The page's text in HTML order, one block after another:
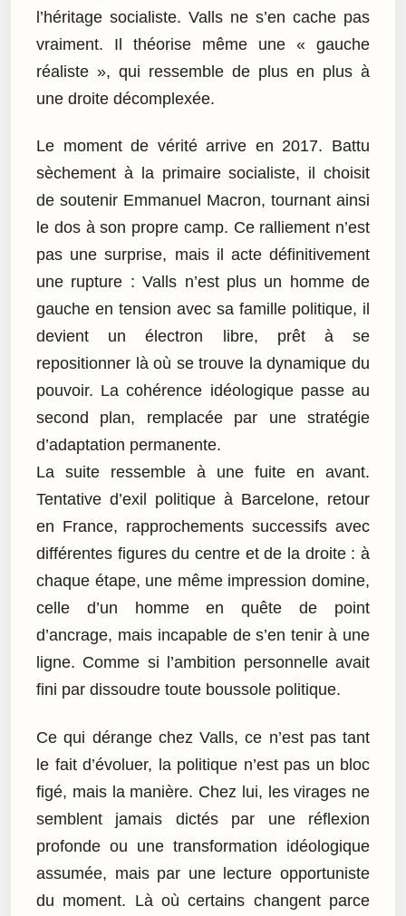
l’héritage socialiste. Valls ne s’en cache pas
vraiment. Il théorise même une « gauche
réaliste », qui ressemble de plus en plus à
une droite décomplexée.
Le moment de vérité arrive en 2017. Battu
sèchement à la primaire socialiste, il choisit
de soutenir Emmanuel Macron, tournant ainsi
le dos à son propre camp. Ce ralliement n’est
pas une surprise, mais il acte définitivement
une rupture : Valls n’est plus un homme de
gauche en tension avec sa famille politique, il
devient un électron libre, prêt à se
repositionner là où se trouve la dynamique du
pouvoir. La cohérence idéologique passe au
second plan, remplacée par une stratégie
d’adaptation permanente.
La suite ressemble à une fuite en avant.
Tentative d’exil politique à Barcelone, retour
en France, rapprochements successifs avec
différentes figures du centre et de la droite : à
chaque étape, une même impression domine,
celle d’un homme en quête de point
d’ancrage, mais incapable de s’en tenir à une
ligne. Comme si l’ambition personnelle avait
fini par dissoudre toute boussole politique.
Ce qui dérange chez Valls, ce n’est pas tant
le fait d’évoluer, la politique n’est pas un bloc
figé, mais la manière. Chez lui, les virages ne
semblent jamais dictés par une réflexion
profonde ou une transformation idéologique
assumée, mais par une lecture opportuniste
du moment. Là où certains changent parce